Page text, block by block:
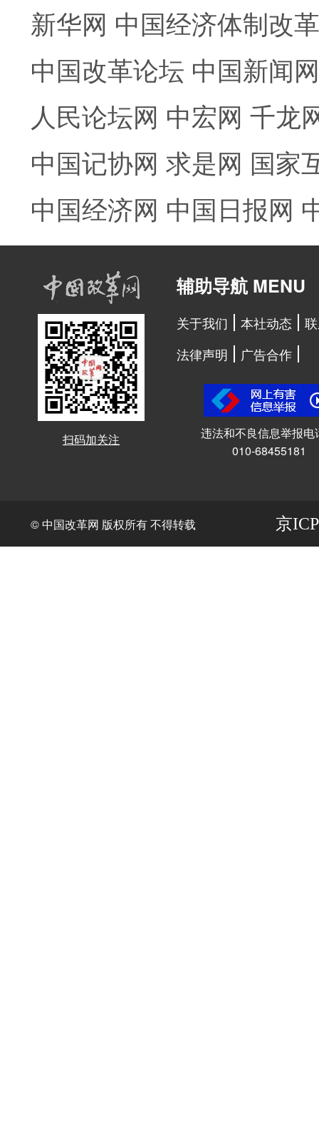
新华网 中国经济体制改
中国改革论坛 中国新闻网
人民论坛网 中宏网 千龙
中国记协网 求是网 国家
中国经济网 中国日报网
扫码加关注
辅助导航 MENU
关于我们 本社动态
法律声明
广告合作
违法和不良信息举报电
010-68455181
© 中国改革网 版权所有 不得转载 京